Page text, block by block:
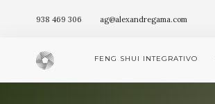
938 469 306 ag@alexandregama.com
FENG SHUI INTEGRATIVO